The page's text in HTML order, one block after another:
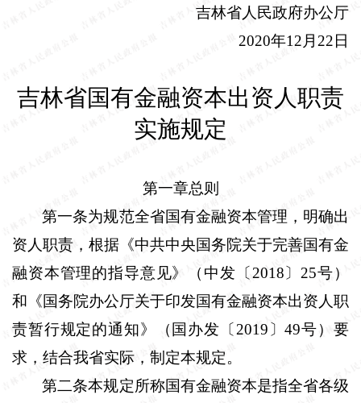
吉林省人民政府办公厅
2020年12 月 22日
吉林省国有金融资本出资人职责
实施规定
第一章总则
第一条为规范全省国有金融资本管理，明确出
资人职责，根据《中共中央国务院关于完善国有金
融资本管理的指导意见》（中发〔2018〕 25号）
和《国务院办公厅关于印发国有金融资本出资人职
责暂行规定的通知》（国办发〔2019〕49号）要
求，结合我省实际，制定本规定。
第二条本规定所称国有金融资本是指全省各级